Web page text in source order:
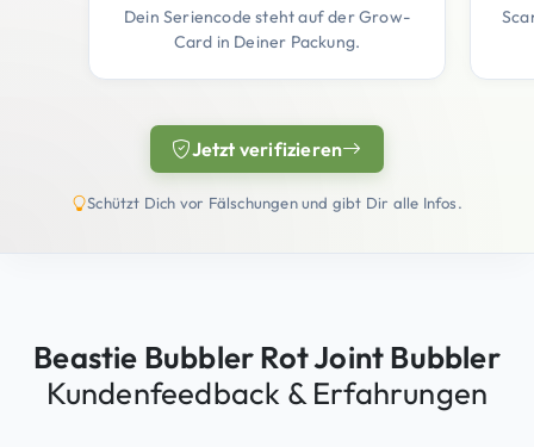
Dein Seriencode steht auf der Grow-
Card in Deiner Packung.
Jetzt verifizieren
(öffnet in neuem Tab)
Schützt Dich vor Fälschungen und gibt Dir alle Infos.
Beastie Bubbler Rot Joint Bubbler
Kundenfeedback & Erfahrungen